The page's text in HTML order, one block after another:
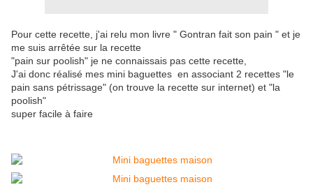
Pour cette recette, j'ai relu mon livre " Gontran fait son pain " et je
me suis arrêtée sur la recette
"pain sur poolish" je ne connaissais pas cette recette,
J'ai donc réalisé mes mini baguettes en associant 2 recettes "le
pain sans pétrissage" (on trouve la recette sur internet) et "la
poolish"
super facile à faire